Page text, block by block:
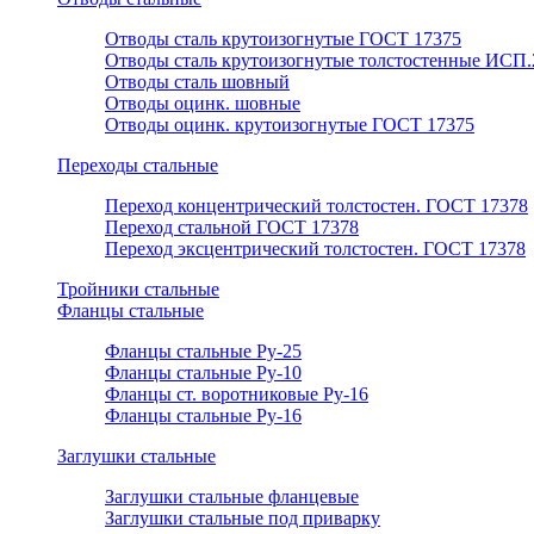
Отводы сталь крутоизогнутые ГОСТ 17375
Отводы сталь крутоизогнутые толстостенные
Отводы сталь шовный
Отводы оцинк. шовные
Отводы оцинк. крутоизогнутые ГОСТ 17375
Переходы стальные
Переход концентрический толстостен. ГОСТ 17378
Переход стальной ГОСТ 17378
Переход эксцентрический толстостен. ГОСТ 17378
Тройники стальные
Фланцы стальные
Фланцы стальные Ру-25
Фланцы стальные Ру-10
Фланцы ст. воротниковые Ру-16
Фланцы стальные Ру-16
Заглушки стальные
Заглушки стальные фланцевые
Заглушки стальные под приварку